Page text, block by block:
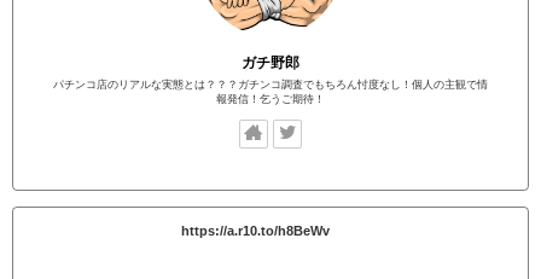
ガチ野郎
パチンコ店のリアルな実態とは？？？ガチンコ調査でもちろん忖度なし！個人の主観で情
報発信！乞うご期待！
https://a.r10.to/h8BeWv